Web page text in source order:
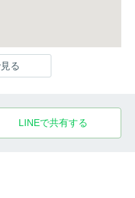
る
LINEで共有する